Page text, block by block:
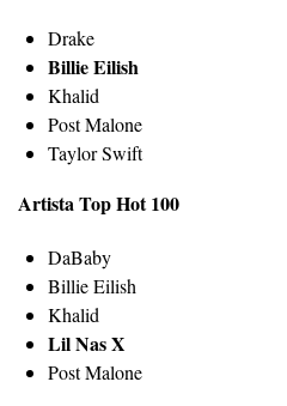
Drake
Billie Eilish
Khalid
Post Malone
Taylor Swift
Artista Top Hot 100
DaBaby
Billie Eilish
Khalid
Lil Nas X
Post Malone